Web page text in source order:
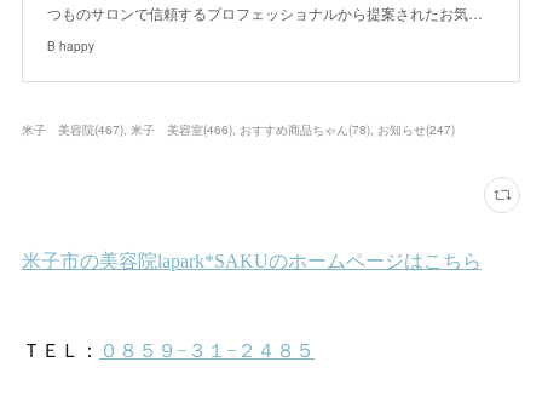
つものサロンで信頼するプロフェッショナルから提案されたお気…
B happy
米子 美容院(467) 米子 美容室(466) おすすめ商品ちゃん(78) お知らせ(247)